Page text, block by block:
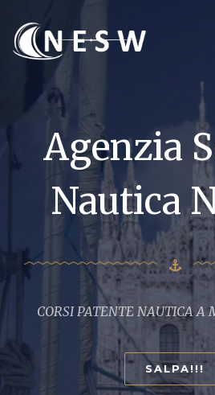
Agenzia
Nautica
CORSI PATENTE NAUTICA A
SALPA!!!